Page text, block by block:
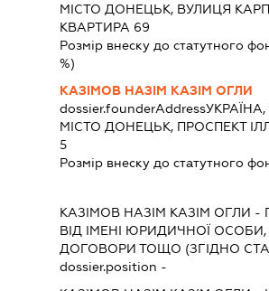
МІСТО ДОНЕЦЬК, ВУЛИЦЯ
КВАРТИРА 69
Розмір внеску до статутного
%)
КАЗІМОВ НАЗІМ КАЗІМ ОГЛИ
dossier.founderAddress
МІСТО ДОНЕЦЬК, ПРОСПЕКТ
5
Розмір внеску до статутного
КАЗІМОВ НАЗІМ КАЗІМ ОГЛИ -
ВІД ІМЕНІ ЮРИДИЧНОЇ
ДОГОВОРИ ТОЩО (ЗГІДНО
dossier.position -